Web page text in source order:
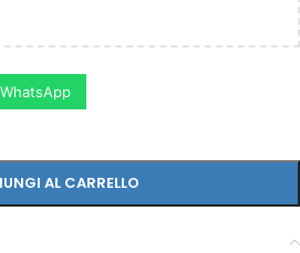
AL CARRELLO